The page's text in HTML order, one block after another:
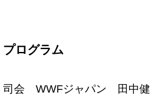
プログラム
司会 WWFジャパン 田中健